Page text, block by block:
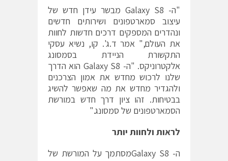
"ה- Galaxy S8 מבשר עידן חדש של
עיצוב סמארטפונים ושירותים חדשים
ונהדרים המספקים דרכים חדשות לחוות
את העולם," אמר ד.ג'. קו, נשיא עסקי
התקשורת הניידת בסמסונג
אלקטרוניקס. "ה- Galaxy S8 הוא הדרך
שלנו לרכוש מחדש את אמון הצרכנים
ולהגדיר מחדש את מה שאפשר להשיג
בבטיחות. זהו ציון דרך חדש במורשת
הסמארטפונים של סמסונג."
לראות ולחוות יותר
ה- Galaxy S8מסתמך על המורשת של